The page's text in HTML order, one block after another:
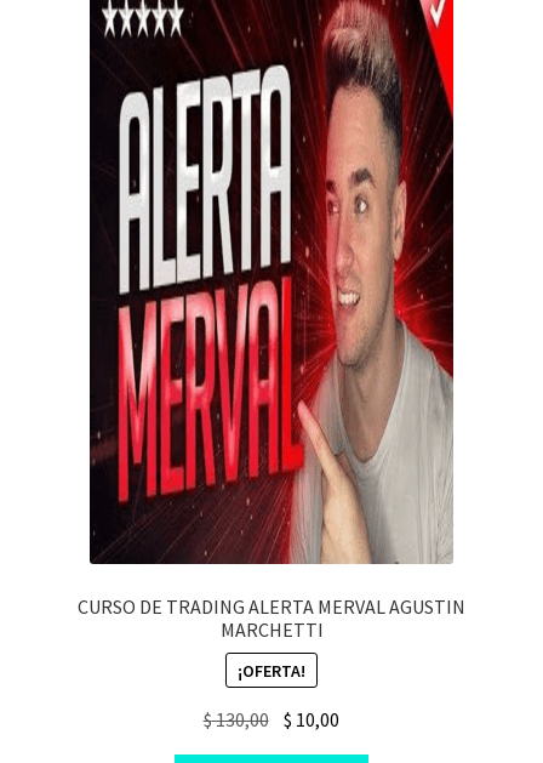
CURSO DE TRADING ALERTA MERVAL AGUSTIN
MARCHETTI
¡OFERTA!
$130,00 Original
price
$ 10,00
price